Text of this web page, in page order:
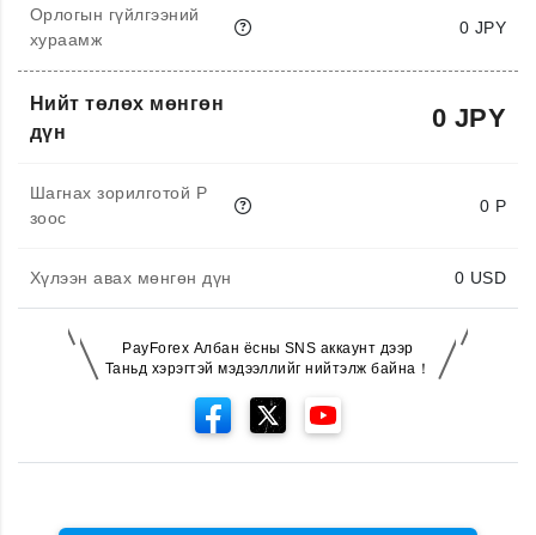
Орлогын гүйлгээний
хураамж
0 JPY
Нийт төлөх мөнгөн
дүн
0 JPY
Шагнах зорилготой P
зоос
0 P
Хүлээн авах мөнгөн дүн 0 USD
PayForex Албан ёсны SNS аккаунт дээр
Таньд хэрэгтэй мэдээллийг нийтэлж байна！